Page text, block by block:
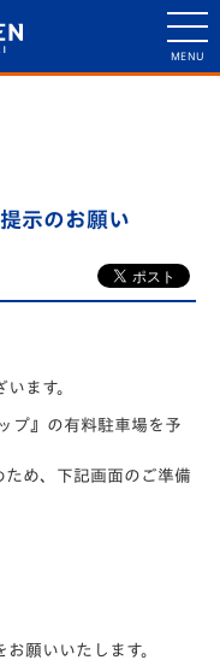
示のお願い
ます。
プ』の有料駐車場を予
め、下記画面のご準備
願いいたします。